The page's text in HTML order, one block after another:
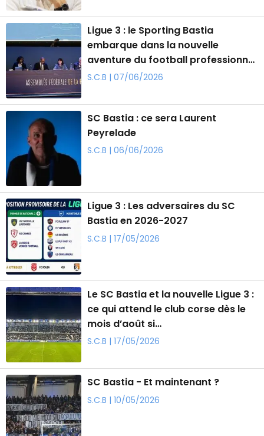
Ligue 3 : le Sporting Bastia
embarque dans la nouvelle
aventure du football professionnel
français
S.C.B | 07/06/2026
SC Bastia : ce sera Laurent
Peyrelade
S.C.B | 06/06/2026
Ligue 3 : Les adversaires du SC
Bastia en 2026-2027
S.C.B | 17/05/2026
Le SC Bastia et la nouvelle Ligue 3 :
ce qui attend le club corse dès le
mois d’août si…
S.C.B | 17/05/2026
SC Bastia - Et maintenant ?
S.C.B | 10/05/2026